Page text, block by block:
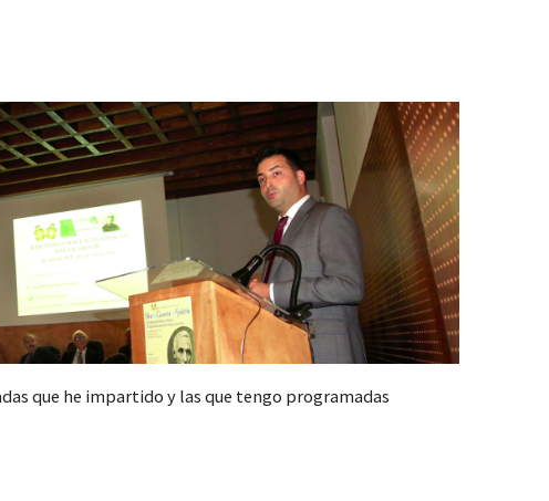
que he impartido y las que tengo programadas